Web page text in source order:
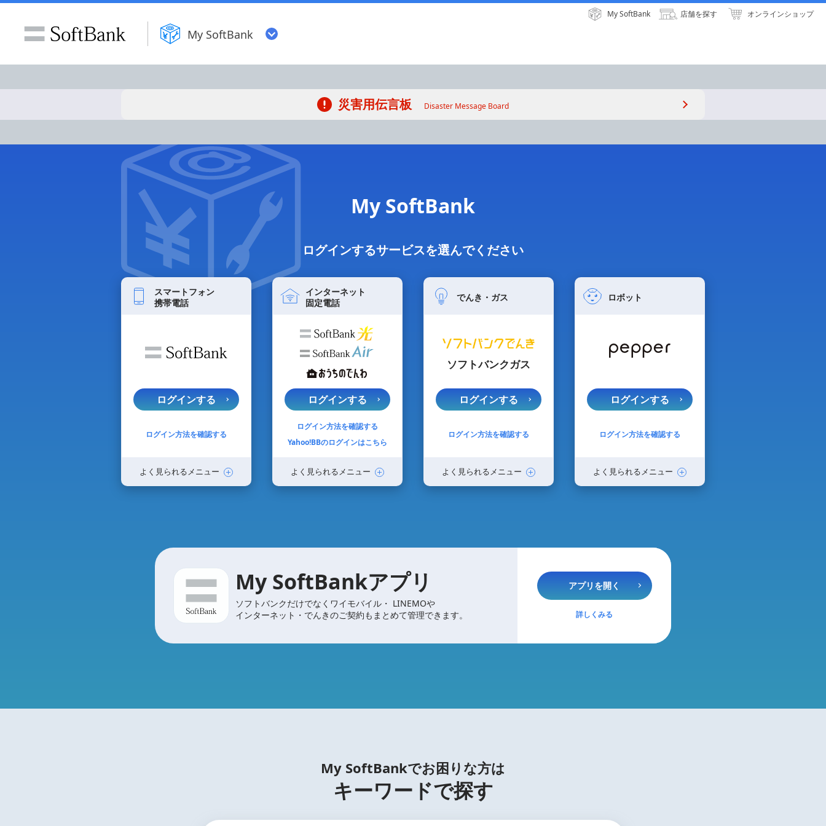
My SoftBank
My SoftBank 店舗を探す オンラインショップ
災害用伝言板 Disaster Message Board
My SoftBank
ログインするサービスを選んでください
スマートフォン
携帯電話
ログインする
ログイン方法を確認する
よく見られるメニュー
インターネット
固定電話
ログインする
ログイン方法を確認する
Yahoo!BBのログインはこちら
よく見られるメニュー
でんき・ガス
ソフトバンクガス
ログインする
ログイン方法を確認する
よく見られるメニュー
ロボット
ログインする
ログイン方法を確認する
よく見られるメニュー
My SoftBankアプリ
ソフトバンクだけでなくワイモバイル・ LINEMOや
インターネット・でんきのご契約もまとめて管理できます。
アプリを開く
詳しくみる
My SoftBankでお困りな方は
キーワードで探す